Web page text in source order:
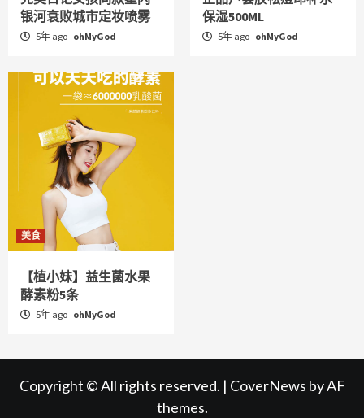
银河衰败城市定妆喷雾
5年 ago ohMyGod
保湿500ML
5年 ago ohMyGod
美食
【植小妹】益生菌水果
酵素粉5条
5年 ago ohMyGod
Copyright © All rights reserved. | CoverNews by AF
themes.